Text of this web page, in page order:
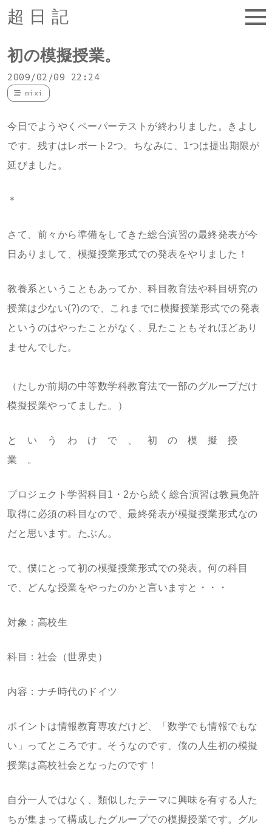
超日記
初の模擬授業。
2009/02/09 22:24
mixi
今日でようやくペーパーテストが終わりました。きよし
です。残すはレポート2つ。ちなみに、1つは提出期限が
延びました。
＊
さて、前々から準備をしてきた総合演習の最終発表が今
日ありまして、模擬授業形式での発表をやりました！
教養系ということもあってか、科目教育法や科目研究の
授業は少ない(?)ので、これまでに模擬授業形式での発表
というのはやったことがなく、見たこともそれほどあり
ませんでした。
（たしか前期の中等数学科教育法で一部のグループだけ
模擬授業やってました。）
と い う わ け で 、 初 の 模 擬 授
業 。
プロジェクト学習科目1・2から続く総合演習は教員免許
取得に必須の科目なので、最終発表が模擬授業形式なの
だと思います。たぶん。
で、僕にとって初の模擬授業形式での発表。何の科目
で、どんな授業をやったのかと言いますと・・・
対象：高校生
科目：社会（世界史）
内容：ナチ時代のドイツ
ポイントは情報教育専攻だけど、「数学でも情報でもな
い」ってところです。そうなのです、僕の人生初の模擬
授業は高校社会となったのです！
自分一人ではなく、類似したテーマに興味を有する人た
ちが集まって構成したグループでの模擬授業です。グル